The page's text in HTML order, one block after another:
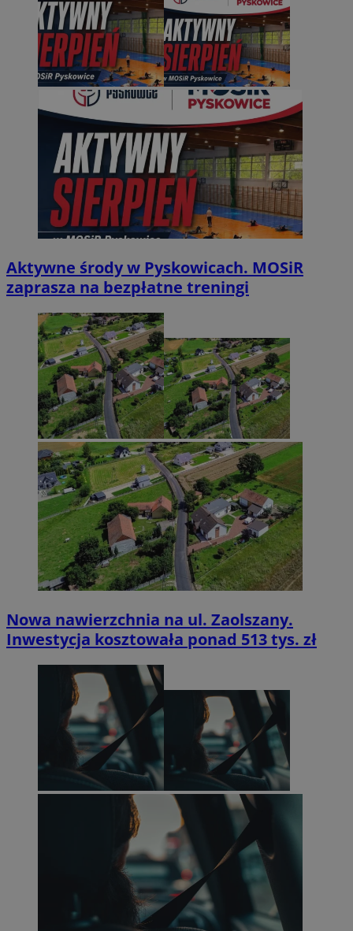
Aktywne środy w Pyskowicach. MOSiR
zaprasza na bezpłatne treningi
Nowa nawierzchnia na ul. Zaolszany.
Inwestycja kosztowała ponad 513 tys. zł